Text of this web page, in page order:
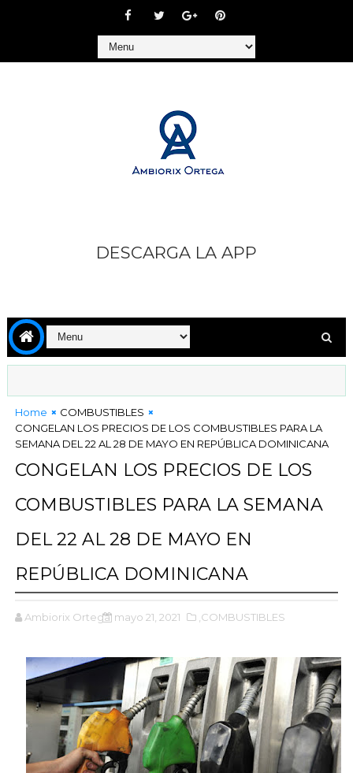
DESCARGA LA APP
Home
COMBUSTIBLES
CONGELAN LOS PRECIOS DE LOS COMBUSTIBLES PARA LA
SEMANA DEL 22 AL 28 DE MAYO EN REPÚBLICA DOMINICANA
CONGELAN LOS PRECIOS DE LOS
COMBUSTIBLES PARA LA SEMANA
DEL 22 AL 28 DE MAYO EN
REPÚBLICA DOMINICANA
Ambiorix Ortega mayo 21, 2021 ,COMBUSTIBLES